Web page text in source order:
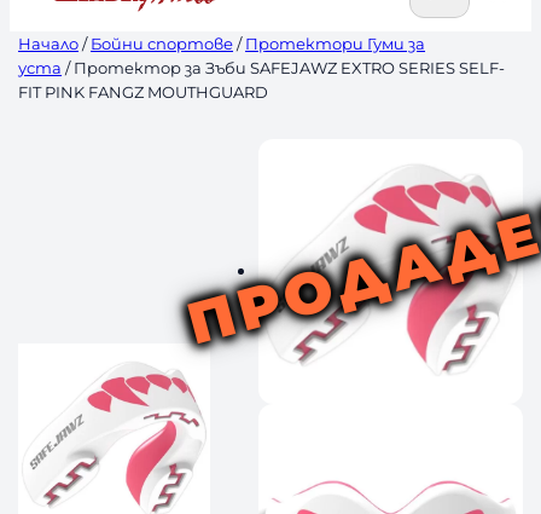
Начало/Бойни спортове/Протектори Гуми за
уста / Протектор за Зъби SAFEJAWZ EXTRO SERIES SELF-
FIT PINK FANGZ MOUTHGUARD